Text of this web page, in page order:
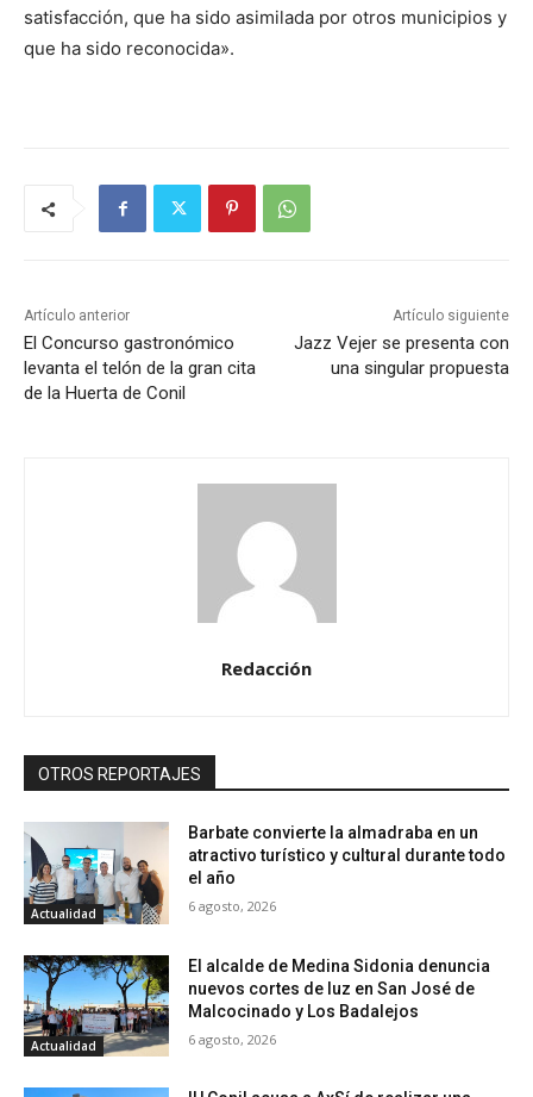
satisfacción, que ha sido asimilada por otros municipios y
que ha sido reconocida».
Artículo anterior
El Concurso gastronómico
levanta el telón de la gran cita
de la Huerta de Conil
Artículo siguiente
Jazz Vejer se presenta con
una singular propuesta
Redacción
OTROS REPORTAJES
Actualidad
Barbate convierte la almadraba en un
atractivo turístico y cultural durante todo
el año
6 agosto, 2026
Actualidad
El alcalde de Medina Sidonia denuncia
nuevos cortes de luz en San José de
Malcocinado y Los Badalejos
6 agosto, 2026